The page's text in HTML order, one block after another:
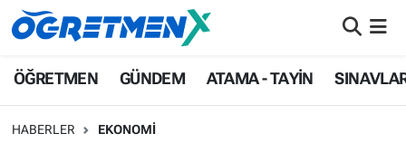
ÖĞRETMEN GÜNDEM ATAMA - TAYİN
HABERLER EKONOMİ
ÖĞRETMEN
İstanbul Nöbetçi Eczaneler